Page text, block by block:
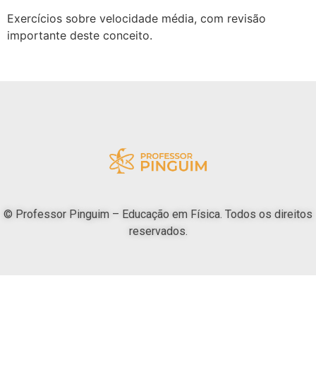
Exercícios sobre velocidade média, com revisão
importante deste conceito.
© Professor Pinguim – Educação em Física. Todos os direitos
reservados.